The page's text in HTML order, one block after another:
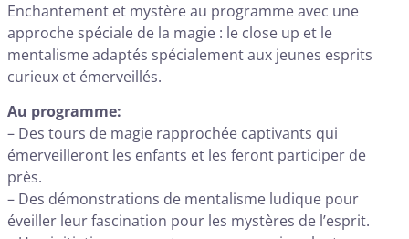
Enchantement et mystère au programme avec une
approche spéciale de la magie : le close up et le
mentalisme adaptés spécialement aux jeunes esprits
curieux et émerveillés.
Au programme:
– Des tours de magie rapprochée captivants qui
émerveilleront les enfants et les feront participer de
près.
– Des démonstrations de mentalisme ludique pour
éveiller leur fascination pour les mystères de l’esprit.